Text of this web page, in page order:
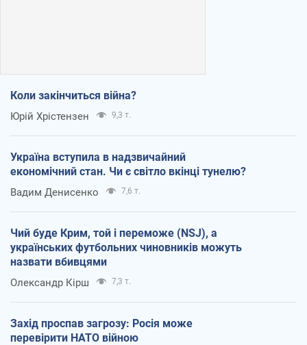
Коли закінчиться війна?
Юрій Хрістензен 9,3 т.
Україна вступила в надзвичайний
економічний стан. Чи є світло вкінці тунелю?
Вадим Денисенко 7,6 т.
Чий буде Крим, той і переможе (NSJ), а
українських футбольних чиновників можуть
назвати вбивцями
Олександр Кірш 7,3 т.
Захід проспав загрозу: Росія може
перевірити НАТО війною